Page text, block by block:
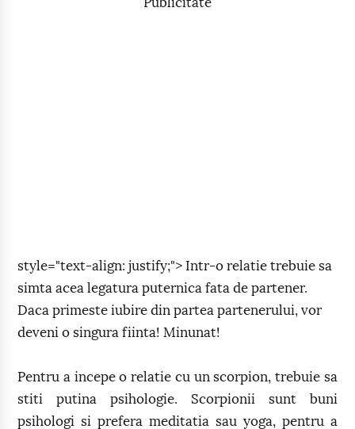
Publicitate
style="text-align: justify;"> Intr-o relatie trebuie sa
simta acea legatura puternica fata de partener.
Daca primeste iubire din partea partenerului, vor
deveni o singura fiinta! Minunat!
Pentru a incepe o relatie cu un scorpion, trebuie sa
stiti putina psihologie. Scorpionii sunt buni
psihologi si prefera meditatia sau yoga, pentru a